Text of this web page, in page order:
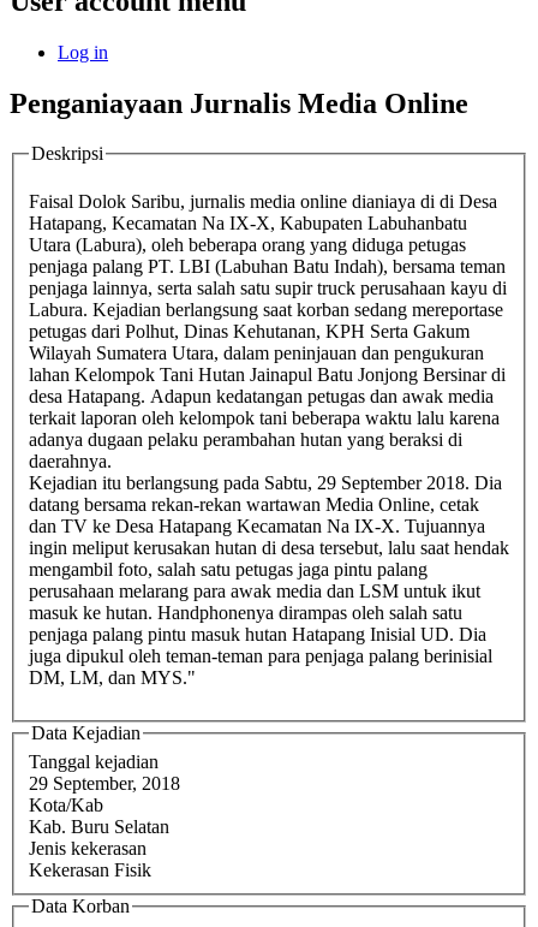
Log in
Penganiayaan Jurnalis Media Online
Deskripsi
Faisal Dolok Saribu, jurnalis media online dianiaya di di Desa
Hatapang, Kecamatan Na IX-X, Kabupaten Labuhanbatu
Utara (Labura), oleh beberapa orang yang diduga petugas
penjaga palang PT. LBI (Labuhan Batu Indah), bersama teman
penjaga lainnya, serta salah satu supir truck perusahaan kayu di
Labura. Kejadian berlangsung saat korban sedang mereportase
petugas dari Polhut, Dinas Kehutanan, KPH Serta Gakum
Wilayah Sumatera Utara, dalam peninjauan dan pengukuran
lahan Kelompok Tani Hutan Jainapul Batu Jonjong Bersinar di
desa Hatapang. Adapun kedatangan petugas dan awak media
terkait laporan oleh kelompok tani beberapa waktu lalu karena
adanya dugaan pelaku perambahan hutan yang beraksi di
daerahnya.
Kejadian itu berlangsung pada Sabtu, 29 September 2018. Dia
datang bersama rekan-rekan wartawan Media Online, cetak
dan TV ke Desa Hatapang Kecamatan Na IX-X. Tujuannya
ingin meliput kerusakan hutan di desa tersebut, lalu saat hendak
mengambil foto, salah satu petugas jaga pintu palang
perusahaan melarang para awak media dan LSM untuk ikut
masuk ke hutan. Handphonenya dirampas oleh salah satu
penjaga palang pintu masuk hutan Hatapang Inisial UD. Dia
juga dipukul oleh teman-teman para penjaga palang berinisial
DM, LM, dan MYS."
Data Kejadian
Tanggal kejadian
29 September, 2018
Kota/Kab
Kab. Buru Selatan
Jenis kekerasan
Kekerasan Fisik
Data Korban